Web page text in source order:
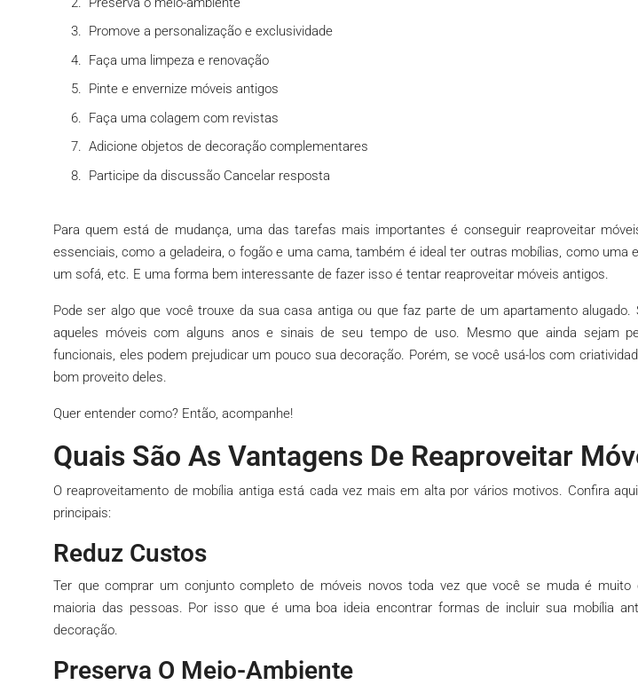
Promove a personalização e exclusividade
Faça uma limpeza e renovação
Pinte e envernize móveis antigos
Faça uma colagem com revistas
Adicione objetos de decoração complementares
Participe da discussão Cancelar resposta
Para quem está de mudança, uma das tarefas mais importantes é conseguir reaproveitar
essenciais, como a geladeira, o fogão e uma cama, também é ideal ter outras mobílias, como uma
um sofá, etc. E uma forma bem interessante de fazer isso é tentar reaproveitar móveis antigos.
Pode ser algo que você trouxe da sua casa antiga ou que faz parte de um apartamento alugado.
aqueles móveis com alguns anos e sinais de seu tempo de uso. Mesmo que ainda sejam
funcionais, eles podem prejudicar um pouco sua decoração. Porém, se você usá-los com
bom proveito deles.
Quer entender como? Então, acompanhe!
Quais São As Vantagens De Reaproveitar
O reaproveitamento de mobília antiga está cada vez mais em alta por vários motivos. Confira
principais:
Reduz Custos
Ter que comprar um conjunto completo de móveis novos toda vez que você se muda é muito
maioria das pessoas. Por isso que é uma boa ideia encontrar formas de incluir sua mobília
decoração.
Preserva O Meio-Ambiente